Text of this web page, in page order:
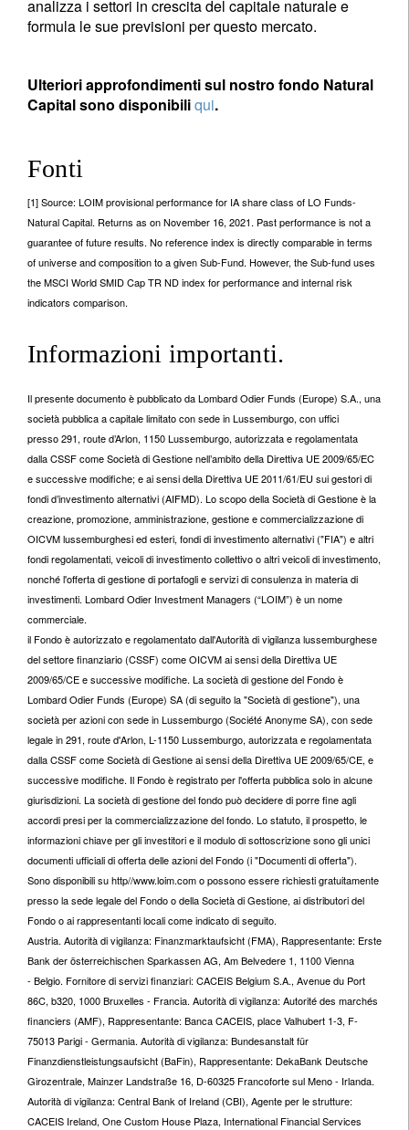
analizza i settori in crescita del capitale naturale e
formula le sue previsioni per questo mercato.
Ulteriori approfondimenti sul nostro fondo Natural
Capital sono disponibiliqui.
Fonti
[1] Source: LOIM provisional performance for IA share class of LO Funds-
Natural Capital. Returns as on November 16, 2021. Past performance is not a
guarantee of future results. No reference index is directly comparable in terms
of universe and composition to a given Sub-Fund. However, the Sub-fund uses
the MSCI World SMID Cap TR ND index for performance and internal risk
indicators comparison.
Informazioni importanti.
Il presente documento è pubblicato da Lombard Odier Funds (Europe) S.A., una
società pubblica a capitale limitato con sede in Lussemburgo, con uffici
presso 291, route d’Arlon, 1150 Lussemburgo, autorizzata e regolamentata
dalla CSSF come Società di Gestione nell’ambito della Direttiva UE 2009/65/EC
e successive modifiche; e ai sensi della Direttiva UE 2011/61/EU sui gestori di
fondi d’investimento alternativi (AIFMD). Lo scopo della Società di Gestione è la
creazione, promozione, amministrazione, gestione e commercializzazione di
OICVM lussemburghesi ed esteri, fondi di investimento alternativi ("FIA") e altri
fondi regolamentati, veicoli di investimento collettivo o altri veicoli di investimento,
nonché l'offerta di gestione di portafogli e servizi di consulenza in materia di
investimenti. Lombard Odier Investment Managers (“LOIM”) è un nome
commerciale.
il Fondo è autorizzato e regolamentato dall'Autorità di vigilanza lussemburghese
del settore finanziario (CSSF) come OICVM ai sensi della Direttiva UE
2009/65/CE e successive modifiche. La società di gestione del Fondo è
Lombard Odier Funds (Europe) SA (di seguito la "Società di gestione"), una
società per azioni con sede in Lussemburgo (Société Anonyme SA), con sede
legale in 291, route d'Arlon, L-1150 Lussemburgo, autorizzata e regolamentata
dalla CSSF come Società di Gestione ai sensi della Direttiva UE 2009/65/CE, e
successive modifiche. Il Fondo è registrato per l'offerta pubblica solo in alcune
giurisdizioni. La società di gestione del fondo può decidere di porre fine agli
accordi presi per la commercializzazione del fondo. Lo statuto, il prospetto, le
informazioni chiave per gli investitori e il modulo di sottoscrizione sono gli unici
documenti ufficiali di offerta delle azioni del Fondo (i "Documenti di offerta").
Sono disponibili su http//www.loim.com o possono essere richiesti gratuitamente
presso la sede legale del Fondo o della Società di Gestione, ai distributori del
Fondo o ai rappresentanti locali come indicato di seguito.
Austria. Autorità di vigilanza: Finanzmarktaufsicht (FMA), Rappresentante: Erste
Bank der österreichischen Sparkassen AG, Am Belvedere 1, 1100 Vienna
- Belgio. Fornitore di servizi finanziari: CACEIS Belgium S.A., Avenue du Port
86C, b320, 1000 Bruxelles - Francia. Autorità di vigilanza: Autorité des marchés
financiers (AMF), Rappresentante: Banca CACEIS, place Valhubert 1-3, F-
75013 Parigi - Germania. Autorità di vigilanza: Bundesanstalt für
Finanzdienstleistungsaufsicht (BaFin), Rappresentante: DekaBank Deutsche
Girozentrale, Mainzer Landstraße 16, D-60325 Francoforte sul Meno - Irlanda.
Autorità di vigilanza: Central Bank of Ireland (CBI), Agente per le strutture:
CACEIS Ireland, One Custom House Plaza, International Financial Services